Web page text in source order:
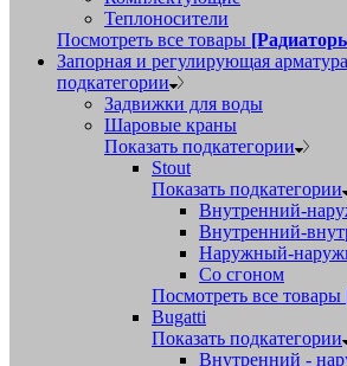
Теплоносители
Посмотреть все товары
Запорная и регулирующая арматура
подкатегории
Задвижки для воды
Шаровые краны
Показать подкатегории
Stout
Показать подкатегории
Внутренний-
Внутренний-
Наружный-
Со сгоном
Посмотреть все товары
Bugatti
Показать подкатегории
Внутренний -